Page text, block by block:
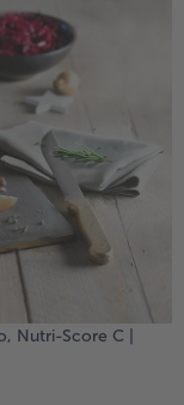
Nutri-Score C |